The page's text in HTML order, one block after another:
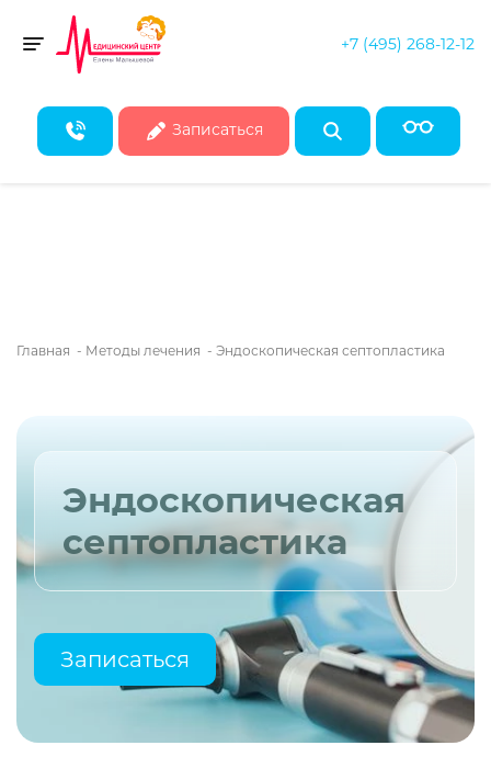
Toggle navigation +7 (495) 268-12-12
Записаться
Скидка 50% на все консультации врачей!*
августа
Главная - Методы лечения - Эндоскопическая септопластика
Эндоскопическая
септопластика
Записаться